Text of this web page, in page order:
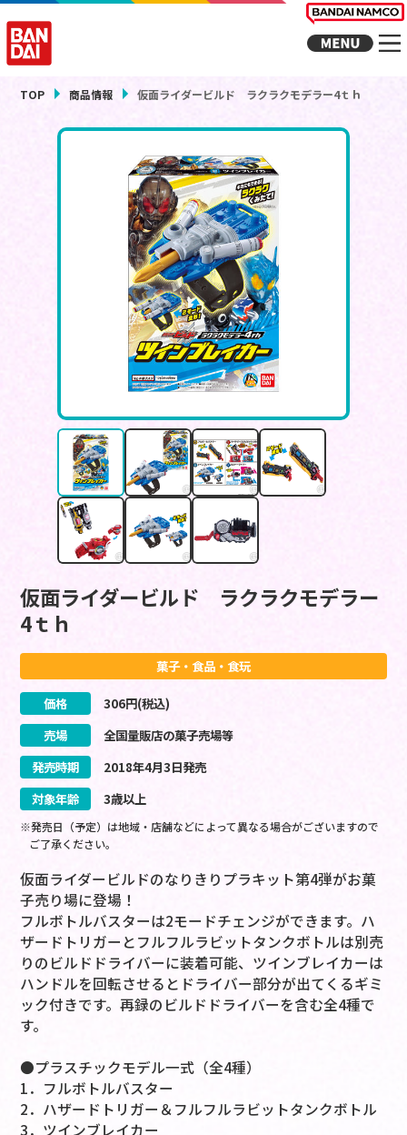
TOP 商品情報 仮面ライダービルド ラクラクモデラー4ｔｈ
仮面ライダービルド ラクラクモデラー
4ｔｈ
菓子・食品・食玩
価格 306円(税込)
売場
全国量販店の菓子売場等
発売時期
2018年4月3日発売
対象年齢
3歳以上
※発売日（予定）は地域・店舗などによって異なる場合がございますので
ご了承ください。
仮面ライダービルドのなりきりプラキット第4弾がお菓
子売り場に登場！
フルボトルバスターは2モードチェンジができます。ハ
ザードトリガーとフルフルラビットタンクボトルは別売
りのビルドドライバーに装着可能、ツインブレイカーは
ハンドルを回転させるとドライバー部分が出てくるギミ
ック付きです。再録のビルドドライバーを含む全4種で
す。
●プラスチックモデル一式（全4種）
1．フルボトルバスター
2．ハザードトリガー＆フルフルラビットタンクボトル
3．ツインブレイカー